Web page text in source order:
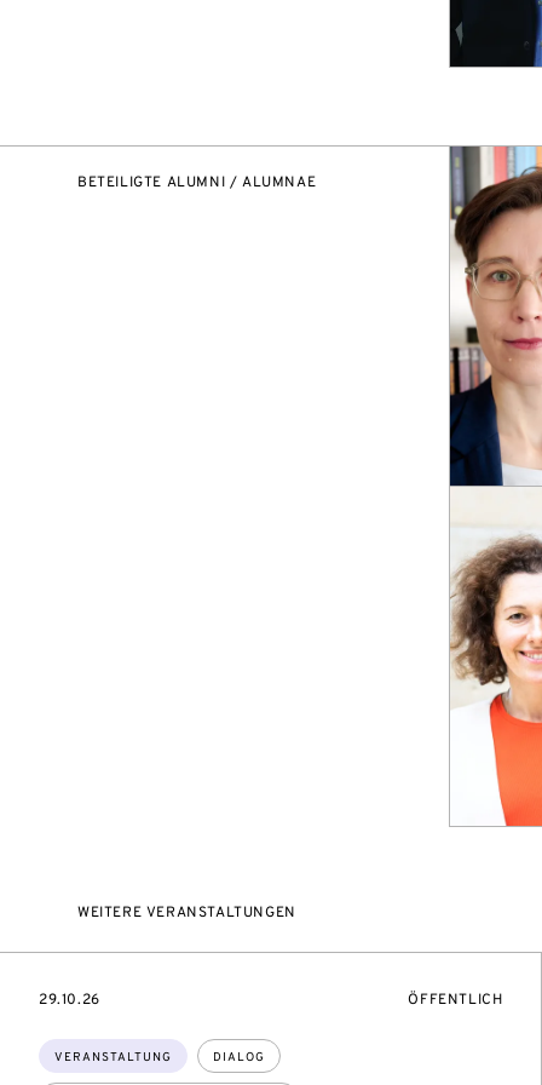
BETEILIGTE ALUMNI / ALUMNAE
WEITERE VERANSTALTUNGEN
Themen:
VERANSTALTUNG DIALOG
EVENTBEGINSON
29.10.26 ÖFFENTLICH